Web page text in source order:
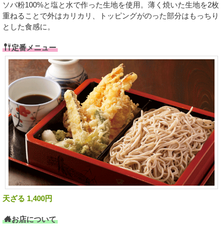
ソバ粉100%と塩と水で作った生地を使用。薄く焼いた生地を2枚
重ねることで外はカリカリ、トッピングがのった部分はもっちり
とした食感に。
定番メニュー
天ざる 1,400円
お店について